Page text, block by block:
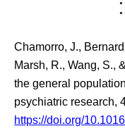
Chamorro, J.,
Marsh, R., Wang, S.,
the general
psychiatric research,
https://doi.org/